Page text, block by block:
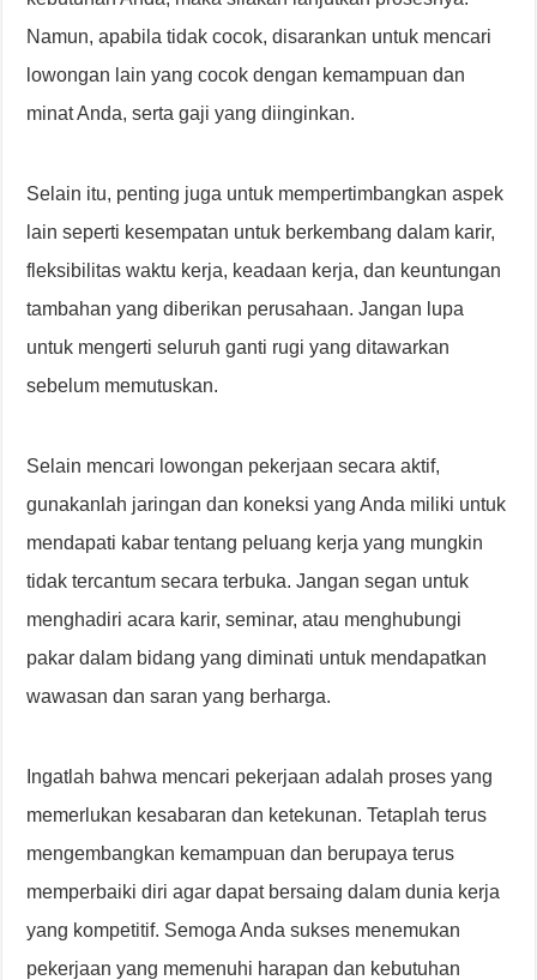
Namun, apabila tidak cocok, disarankan untuk mencari
lowongan lain yang cocok dengan kemampuan dan
minat Anda, serta gaji yang diinginkan.
Selain itu, penting juga untuk mempertimbangkan aspek
lain seperti kesempatan untuk berkembang dalam karir,
fleksibilitas waktu kerja, keadaan kerja, dan keuntungan
tambahan yang diberikan perusahaan. Jangan lupa
untuk mengerti seluruh ganti rugi yang ditawarkan
sebelum memutuskan.
Selain mencari lowongan pekerjaan secara aktif,
gunakanlah jaringan dan koneksi yang Anda miliki untuk
mendapati kabar tentang peluang kerja yang mungkin
tidak tercantum secara terbuka. Jangan segan untuk
menghadiri acara karir, seminar, atau menghubungi
pakar dalam bidang yang diminati untuk mendapatkan
wawasan dan saran yang berharga.
Ingatlah bahwa mencari pekerjaan adalah proses yang
memerlukan kesabaran dan ketekunan. Tetaplah terus
mengembangkan kemampuan dan berupaya terus
memperbaiki diri agar dapat bersaing dalam dunia kerja
yang kompetitif. Semoga Anda sukses menemukan
pekerjaan yang memenuhi harapan dan kebutuhan